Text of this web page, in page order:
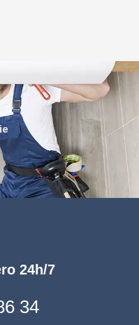
24h/7
34